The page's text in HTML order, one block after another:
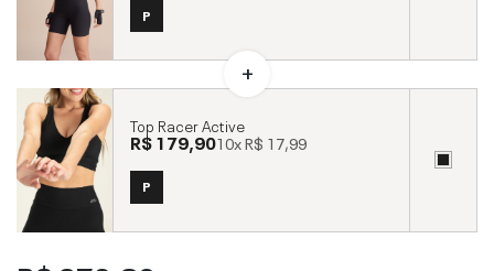
P
Top Racer Active
R$ 179,9010xR$ 17,99
P